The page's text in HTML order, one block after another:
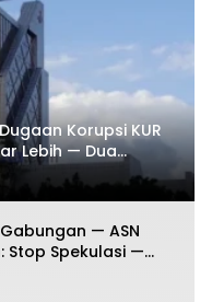
Korupsi KUR
Lebih — Dua
— ASN
Stop Spekulasi —